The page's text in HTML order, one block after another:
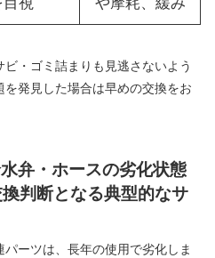
・ゴミ詰まりも見逃さないよう
発見した場合は早めの交換をお
弁・ホースの劣化状態
判断となる典型的なサ
ーツは、長年の使用で劣化しま